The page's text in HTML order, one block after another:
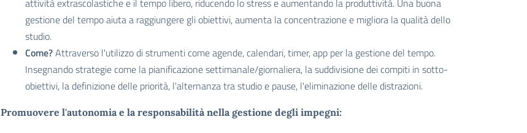
attività extrascolastiche e il tempo libero, riducendo lo stress e aumentando la produttività. Una buona
gestione del tempo aiuta a raggiungere gli obiettivi, aumenta la concentrazione e migliora la qualità dello
studio.
Come?Attraverso l'utilizzo di strumenti come agende, calendari, timer, app per la gestione del tempo.
Insegnando strategie come la pianificazione settimanale/giornaliera, la suddivisione dei compiti in sotto-
obiettivi, la definizione delle priorità, l'alternanza tra studio e pause, l'eliminazione delle distrazioni.
Promuovere l'autonomia e la responsabilità nella gestione degli impegni: